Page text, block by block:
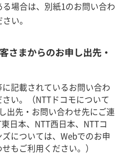
場合は、別紙1のお問い合わ
い。
さまからのお申し出先・
記載されているお問い合わ
い。（NTTドコモについて
出先・お問い合わせ先にご連
日本、NTT西日本、NTTコ
については、Webでのお申
もご利用ください。）